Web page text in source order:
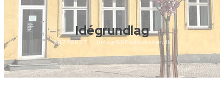
Idégrundlag
88778877 info@BBFadvokater.dk